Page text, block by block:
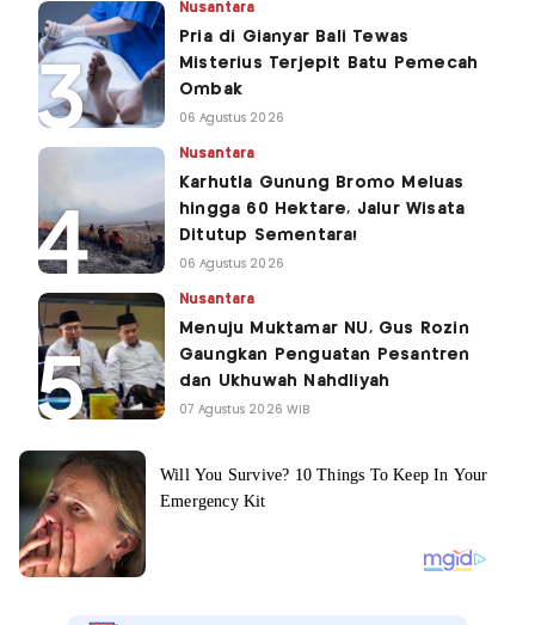
Nusantara
Pria di Gianyar Bali Tewas
Misterius Terjepit Batu Pemecah
Ombak
06 Agustus 2026
Nusantara
Karhutla Gunung Bromo Meluas
hingga 60 Hektare, Jalur Wisata
Ditutup Sementara!
06 Agustus 2026
Nusantara
Menuju Muktamar NU, Gus Rozin
Gaungkan Penguatan Pesantren
dan Ukhuwah Nahdliyah
07 Agustus 2026 WIB